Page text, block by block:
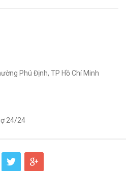
Phú Định, TP Hồ Chí Minh
24/24